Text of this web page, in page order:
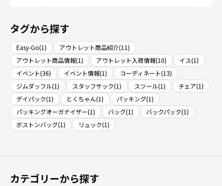
タグから探す
Easy-Go(1)
アウトレット商品紹介(11)
アウトレット商品情報(1)
アウトレット入荷情報(10)
イス(1)
イベント(36)
イベント情報(1)
コーディネート(13)
ジムダッフル(1)
スタッフサック(1) スツール(1)
チェア(1)
デイパック(1)
とくちゃん(1)
パッキング(1)
パッキングオーガナイザー(1)
バッグ(1)
バックパック(1)
ボストンバッグ(1)
リュック(1)
カテゴリーから探す